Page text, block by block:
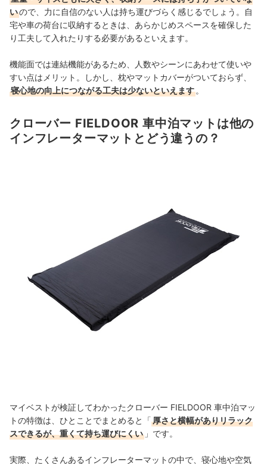
いので、力に自信のない人は持ち運びづらく感じるでしょう。自
宅や車の荷台に収納するときは、あらかじめスペースを確保した
り工夫して入れたりする必要があるといえます。
機能面では連結機能があるため、人数やシーンにあわせて使いや
すい点はメリット。しかし、枕やマットカバーがついておらず、
寝心地の向上につながる工夫は少ないといえます 。
クローバー FIELDOOR 車中泊マットは他の
インフレーターマットとどう違うの？
マイベストが検証してわかったクローバー FIELDOOR 車中泊マッ
トの特徴は、ひとことでまとめると「厚さと横幅がありリラック
スできるが、重くて持ち運びにくい 」です。
実際、たくさんあるインフレーターマットの中で、寝心地や空気